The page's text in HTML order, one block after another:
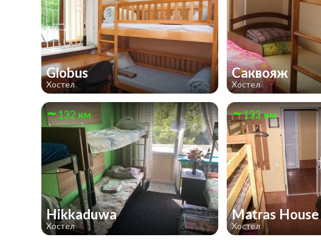
Globus
Хостел
Саквояж
Хостел
132 км
Hikkaduwa
Хостел
132 км
Matras House
Хостел